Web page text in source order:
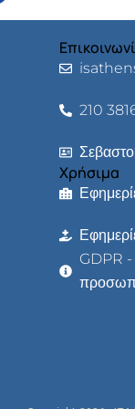
210
Χρήσιμα
GDPR